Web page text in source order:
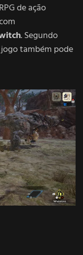
de ação
. Segundo
também pode